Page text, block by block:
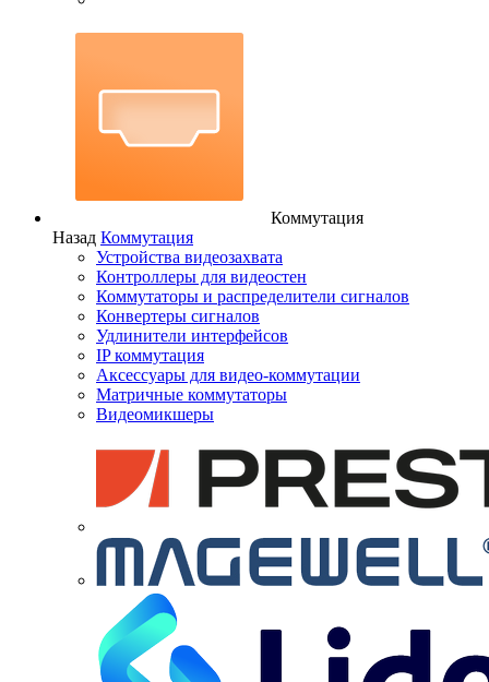
Коммутация
Назад Коммутация
Устройства видеозахвата
Контроллеры для видеостен
Коммутаторы и распределители сигналов
Конвертеры сигналов
Удлинители интерфейсов
IP коммутация
Аксессуары для видео-коммутации
Матричные коммутаторы
Видеомикшеры